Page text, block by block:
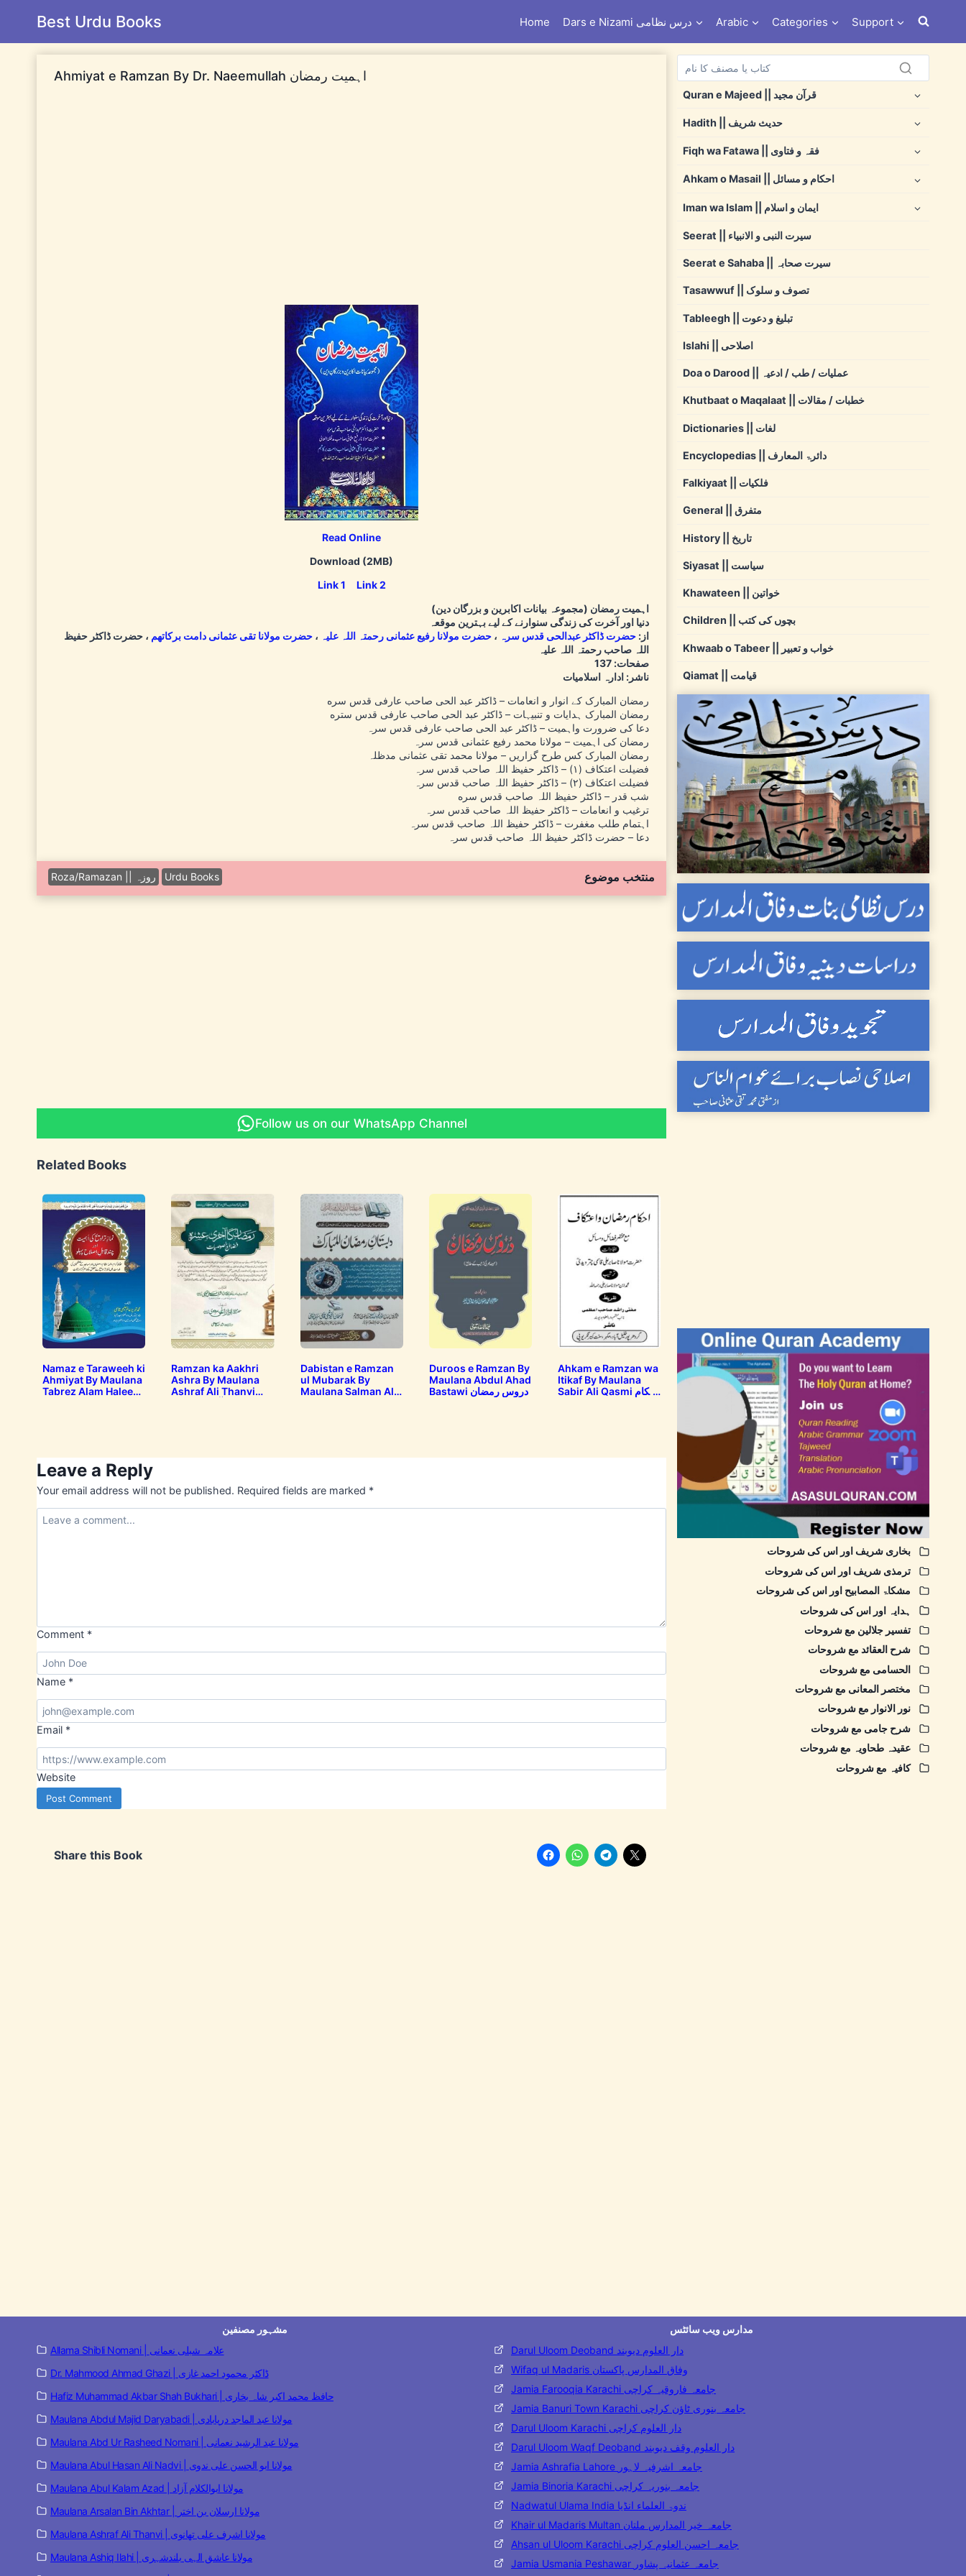
Best Urdu Books Home Dars e Nizami درس نظامی Arabic Categories Support
Ahmiyat e Ramzan By Dr. Naeemullah اہمیت رمضان
Read Online
Download (2MB)
Link 1
Link 2
(اہمیت رمضان (مجموعہ بیانات اکابرین و بزرگان دین
دنیا اور آخرت کی زندگی سنوارنے کے لیے بہترین موقعہ
از: حضرت ڈاکٹر عبدالحی قدس سرہ ، حضرت مولانا رفیع عثمانی رحمتہ اللہ علیہ ، حضرت مولانا تقی عثمانی دامت برکاتهم ، حضرت ڈاکٹر حفیظ
اللہ صاحب رحمتہ اللہ علیہ
صفحات: 137
ناشر: ادارہ اسلامیات
رمضان المبارک کے انوار و انعامات – ڈاکٹر عبد الحی صاحب عارفی قدس سره
رمضان المبارک ہدایات و تنبیہات – ڈاکٹر عبد الحی صاحب عارفی قدس ستره
دعا کی ضرورت واہمیت – ڈاکٹر عبد الحی صاحب عارفی قدس سرہ
رمضان کی اہمیت – مولانا محمد رفیع عثمانی قدس سرہ
رمضان المبارک کس طرح گزاریں – مولانا محمد تقی عثمانی مدظلہ
فضیلت اعتکاف (۱) – ڈاکٹر حفیظ اللہ صاحب قدس سرہ
فضیلت اعتکاف (۲) – ڈاکٹر حفیظ اللہ صاحب قدس سرہ
شب قدر – ڈاکٹر حفیظ اللہ صاحب قدس سره
ترغیب و انعامات – ڈاکٹر حفیظ اللہ صاحب قدس سرہ
اہتمام طلب مغفرت – ڈاکٹر حفیظ اللہ صاحب قدس سرہ
دعا – حضرت ڈاکٹر حفیظ اللہ صاحب قدس سرہ
Roza/Ramazan || روزہ Urdu Books منتخب موضوع
Follow us on our WhatsApp Channel
Related Books
Namaz e Taraweeh ki
Ahmiyat By Maulana
Tabrez Alam Haleemi
Ramzan ka Aakhri
Ashra By Maulana
Ashraf Ali Thanvi
Dabistan e Ramzan
ul Mubarak By
Maulana Salman Al
Duroos e Ramzan By
Maulana Abdul Ahad
Bastawi دروس رمضان
Ahkam e Ramzan wa
Itikaf By Maulana
Sabir Ali Qasmi احکام
Leave a Reply
Your email address will not be published. Required fields are marked *
Comment *
Name *
Email *
Website
Share this Book
Quran e Majeed || قرآن مجید
Hadith || حدیث شریف
Fiqh wa Fatawa || فقہ و فتاوی
Ahkam o Masail || احکام و مسائل
Iman wa Islam || ایمان و اسلام
Seerat || سیرت النبی و الانبیاء
Seerat e Sahaba || سیرت صحابہ
Tasawwuf || تصوف و سلوک
Tableegh || تبلیغ و دعوت
Islahi || اصلاحی
Doa o Darood || عملیات / طب / ادعیہ
Khutbaat o Maqalaat || خطبات / مقالات
Dictionaries || لغات
Encyclopedias || دائرۃ المعارف
Falkiyaat || فلکیات
General || متفرق
History || تاریخ
Siyasat || سیاست
Khawateen || خواتین
Children || بچوں کی کتب
Khwaab o Tabeer || خواب و تعبیر
Qiamat || قیامت
بخاری شریف اور اس کی شروحات
ترمذی شریف اور اس کی شروحات
مشکاۃ المصابیح اور اس کی شروحات
ہدایہ اور اس کی شروحات
تفسیر جلالین مع شروحات
شرح العقائد مع شروحات
الحسامی مع شروحات
مختصر المعانی مع شروحات
نور الانوار مع شروحات
شرح جامی مع شروحات
عقیدہ طحاویہ مع شروحات
کافیہ مع شروحات
مشہور مصنفین
Allama Shibli Nomani | علامہ شبلی نعمانی
Dr. Mahmood Ahmad Ghazi | ڈاکٹر محمود احمد غازی
Hafiz Muhammad Akbar Shah Bukhari | حافظ محمد اکبر شاہ بخاری
Maulana Abdul Majid Daryabadi | مولانا عبد الماجد دریابادی
Maulana Abd Ur Rasheed Nomani | مولانا عبد الرشید نعمانی
Maulana Abul Hasan Ali Nadvi | مولانا ابو الحسن علی ندوی
Maulana Abul Kalam Azad | مولانا ابوالکلام آزاد
Maulana Arsalan Bin Akhtar | مولانا ارسلان بن اختر
Maulana Ashraf Ali Thanvi | مولانا اشرف علی تھانوی
Maulana Ashiq Ilahi | مولانا عاشق الہی بلندشہری
مدارس ویب سائٹس
Darul Uloom Deoband دار العلوم دیوبند
Wifaq ul Madaris وفاق المدارس پاکستان
Jamia Farooqia Karachi جامعہ فاروقیہ کراچی
Jamia Banuri Town Karachi جامعہ بنوری ٹاؤن کراچی
Darul Uloom Karachi دار العلوم کراچی
Darul Uloom Waqf Deoband دار العلوم وقف دیوبند
Jamia Ashrafia Lahore جامعہ اشرفیہ لاہور
Jamia Binoria Karachi جامعہ بنوریہ کراچی
Nadwatul Ulama India ندوۃ العلماء انڈیا
Khair ul Madaris Multan جامعہ خیر المدارس ملتان
Ahsan ul Uloom Karachi جامعہ احسن العلوم کراچی
Jamia Usmania Peshawar جامعہ عثمانیہ پشاور